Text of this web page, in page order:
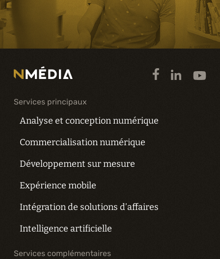
Services principaux
Analyse et conception numérique
Commercialisation numérique
Développement sur mesure
Expérience mobile
Intégration de solutions d’affaires
Intelligence artificielle
Services complémentaires